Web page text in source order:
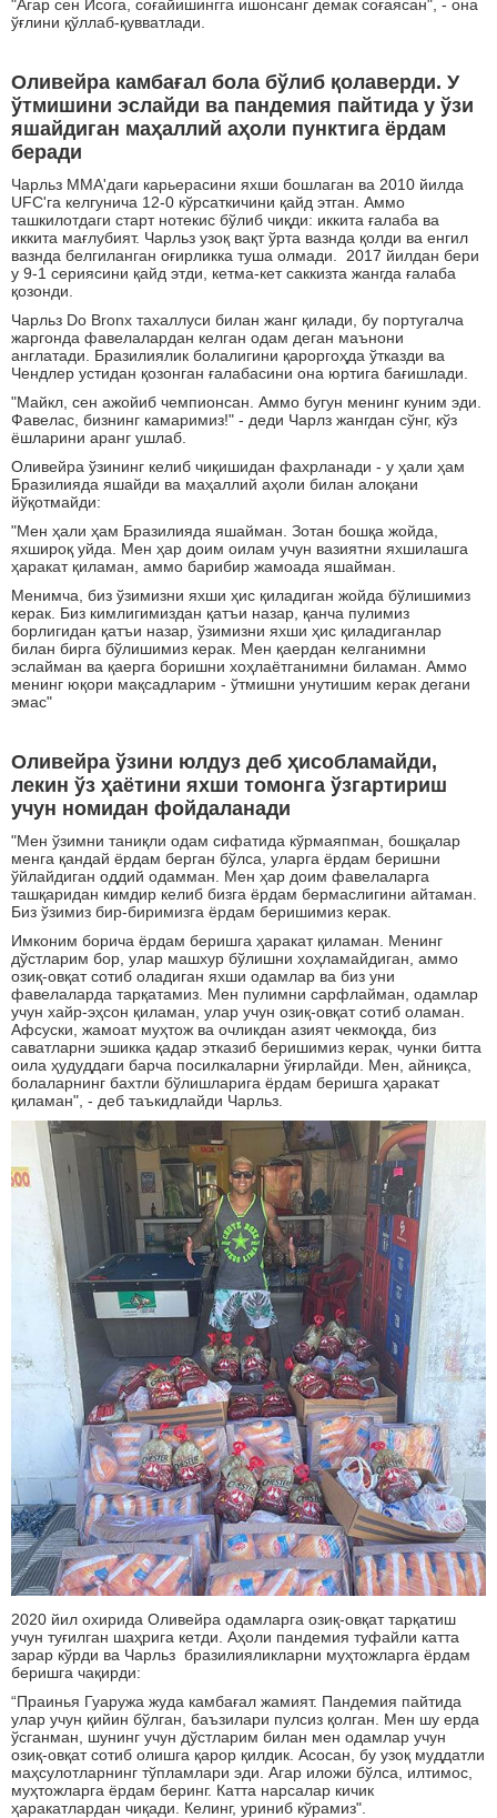
"Агар сен Исога, соғайишингга ишонсанг демак соғаясан", - она
ўғлини қўллаб-қувватлади.
Оливейра камбағал бола бўлиб қолаверди. У
ўтмишини эслайди ва пандемия пайтида у ўзи
яшайдиган маҳаллий аҳоли пунктига ёрдам
беради
Чарльз ММА'даги карьерасини яхши бошлаган ва 2010 йилда
UFC'га келгунича 12-0 кўрсаткичини қайд этган. Аммо
ташкилотдаги старт нотекис бўлиб чиқди: иккита ғалаба ва
иккита мағлубият. Чарльз узоқ вақт ўрта вазнда қолди ва енгил
вазнда белгиланган оғирликка туша олмади. 2017 йилдан бери
у 9-1 сериясини қайд этди, кетма-кет саккизта жангда ғалаба
қозонди.
Чарльз Dо Bronx тахаллуси билан жанг қилади, бу португалча
жаргонда фавелалардан келган одам деган маънони
англатади. Бразилиялик болалигини қароргоҳда ўтказди ва
Чендлер устидан қозонган ғалабасини она юртига бағишлади.
"Майкл, сен ажойиб чемпионсан. Аммо бугун менинг куним эди.
Фавелас, бизнинг камаримиз!" - деди Чарлз жангдан сўнг, кўз
ёшларини аранг ушлаб.
Оливейра ўзининг келиб чиқишидан фахрланади - у ҳали ҳам
Бразилияда яшайди ва маҳаллий аҳоли билан алоқани
йўқотмайди:
"Мен ҳали ҳам Бразилияда яшайман. Зотан бошқа жойда,
яхшироқ уйда. Мен ҳар доим оилам учун вазиятни яхшилашга
ҳаракат қиламан, аммо барибир жамоада яшайман.
Менимча, биз ўзимизни яхши ҳис қиладиган жойда бўлишимиз
керак. Биз кимлигимиздан қатъи назар, қанча пулимиз
борлигидан қатъи назар, ўзимизни яхши ҳис қиладиганлар
билан бирга бўлишимиз керак. Мен қаердан келганимни
эслайман ва қаерга боришни хоҳлаётганимни биламан. Аммо
менинг юқори мақсадларим - ўтмишни унутишим керак дегани
эмас"
Оливейра ўзини юлдуз деб ҳисобламайди,
лекин ўз ҳаётини яхши томонга ўзгартириш
учун номидан фойдаланади
"Мен ўзимни таниқли одам сифатида кўрмаяпман, бошқалар
менга қандай ёрдам берган бўлса, уларга ёрдам беришни
ўйлайдиган оддий одамман. Мен ҳар доим фавелаларга
ташқаридан кимдир келиб бизга ёрдам бермаслигини айтаман.
Биз ўзимиз бир-биримизга ёрдам беришимиз керак.
Имконим борича ёрдам беришга ҳаракат қиламан. Менинг
дўстларим бор, улар машхур бўлишни хоҳламайдиган, аммо
озиқ-овқат сотиб оладиган яхши одамлар ва биз уни
фавелаларда тарқатамиз. Мен пулимни сарфлайман, одамлар
учун хайр-эҳсон қиламан, улар учун озиқ-овқат сотиб оламан.
Афсуски, жамоат муҳтож ва очликдан азият чекмоқда, биз
саватларни эшикка қадар этказиб беришимиз керак, чунки битта
оила ҳудуддаги барча посилкаларни ўғирлайди. Мен, айниқса,
болаларнинг бахтли бўлишларига ёрдам беришга ҳаракат
қиламан", - деб таъкидлайди Чарльз.
2020 йил охирида Оливейра одамларга озиқ-овқат тарқатиш
учун туғилган шаҳрига кетди. Аҳоли пандемия туфайли катта
зарар кўрди ва Чарльз бразилияликларни муҳтожларга ёрдам
беришга чақирди:
“Праинья Гуаружа жуда камбағал жамият. Пандемия пайтида
улар учун қийин бўлган, баъзилари пулсиз қолган. Мен шу ерда
ўсганман, шунинг учун дўстларим билан мен одамлар учун
озиқ-овқат сотиб олишга қарор қилдик. Асосан, бу узоқ муддатли
маҳсулотларнинг тўпламлари эди. Агар иложи бўлса, илтимос,
муҳтожларга ёрдам беринг. Катта нарсалар кичик
ҳаракатлардан чиқади. Келинг, уриниб кўрамиз".